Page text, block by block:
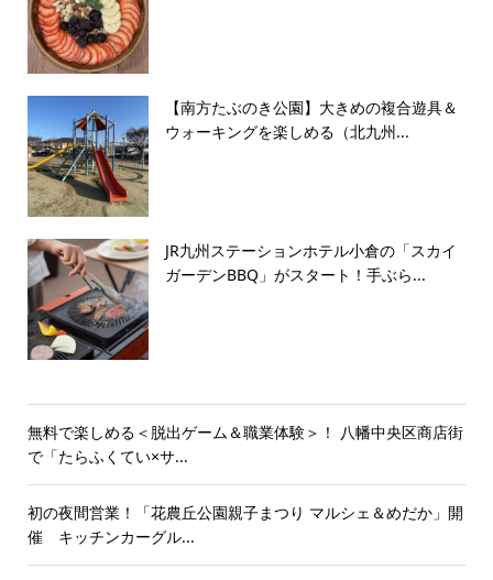
【南方たぶのき公園】大きめの複合遊具＆
ウォーキングを楽しめる（北九州...
JR九州ステーションホテル小倉の「スカイ
ガーデンBBQ」がスタート！手ぶら...
無料で楽しめる＜脱出ゲーム＆職業体験＞！ 八幡中央区商店街
で「たらふくてい×サ...
初の夜間営業！「花農丘公園親子まつり マルシェ＆めだか」開
催 キッチンカーグル...